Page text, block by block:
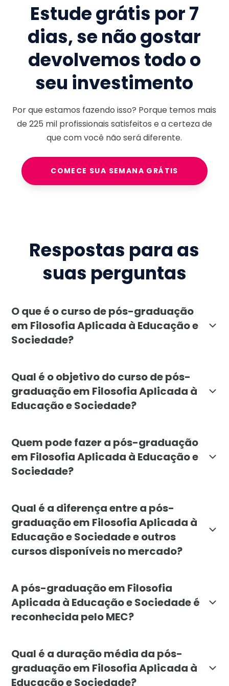
Estude grátis por 7
dias, se não gostar
devolvemos todo o
seu investimento
Por que estamos fazendo isso? Porque temos mais
de225 milprofissionais satisfeitos e a certeza de
que com você não será diferente.
COMECE SUA SEMANA GRÁTIS
Respostas para as
suas perguntas
O que é o curso de pós-graduação
em Filosofia Aplicada à Educação e
Sociedade?
Qual é o objetivo do curso de pós-
graduação em Filosofia Aplicada à
Educação e Sociedade?
Quem pode fazer a pós-graduação
em Filosofia Aplicada à Educação e
Sociedade?
Qual é a diferença entre a pós-
graduação em Filosofia Aplicada à
Educação e Sociedade e outros
cursos disponíveis no mercado?
A pós-graduação em Filosofia
Aplicada à Educação e Sociedade é
reconhecida pelo MEC?
Qual é a duração média da pós-
graduação em Filosofia Aplicada à
Educação e Sociedade?